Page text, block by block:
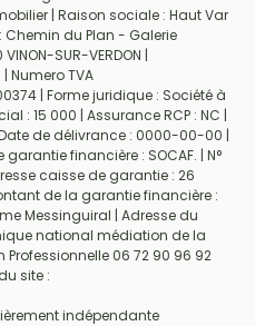
| Raison sociale : Haut Var
du Plan - Galerie
SUR-VERDON |
Numero TVA
| Forme juridique : Société à
: 15 000 | Assurance RCP : NC |
Date de délivrance : 0000-00-00 |
financière : SOCAF. | N°
caisse de garantie : 26
de la garantie financière :
Messinguiral | Adresse du
national médiation de la
06 72 90 96 92
site :
indépendante